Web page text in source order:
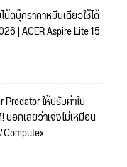
ตบุ๊คราคาหมื่นเดียวใช้ได้
| ACER Aspire Lite 15
Predator ให้ปรับค่าใน
บอกเลยว่าเจ๋งไม่เหมือน